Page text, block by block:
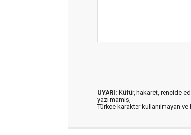
UYARI: Küfür, hakaret, rencide
yazılmamış,
Türkçe karakter kullanılmayan